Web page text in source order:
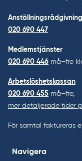
Anställningsrådgivning
020 690 447
Medlemstjänster
020 690 446 må–fre
Arbetslöshetskassan
020 690 455 må–fre,
mer detaljerade tider
För samtal faktureras
Navigera